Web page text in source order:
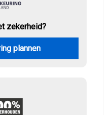
zekerheid?
plannen